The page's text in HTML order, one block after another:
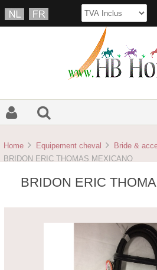
Home Equipement cheval Bride &
BRIDON ERIC THOMAS MEXICANO
BRIDON ERIC